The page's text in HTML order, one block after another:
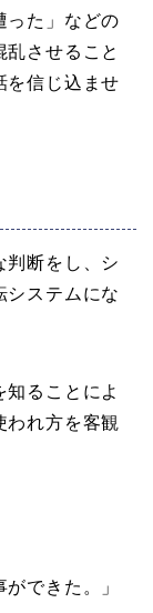
た」などの
させること
を信じ込ませ
断をし、シ
システムにな
ることによ
われ方を客観
できた。」